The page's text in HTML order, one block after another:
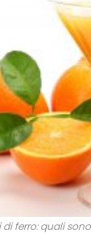
ferro: quali